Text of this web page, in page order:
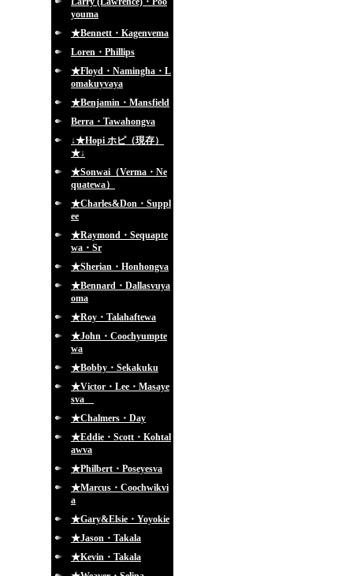
youma
★Bennett・Kagenvema
Loren・Phillips
★Floyd・Namingha・L
omakuyvaya
★Benjamin・Mansfield
Berra・Tawahongva
↓★Hopi ホピ（現存）
★↓
★Sonwai（Verma・Ne
quatewa）
★Charles&Don・Suppl
ee
★Raymond・Sequapte
wa・Sr
★Sherian・Honhongva
★Bennard・Dallasvuya
oma
★Roy・Talahaftewa
★John・Coochyumpte
wa
★Bobby・Sekakuku
★Victor・Lee・Masaye
sva
★Chalmers・Day
★Eddie・Scott・Kohtal
awva
★Philbert・Poseyesva
★Marcus・Coochwikvi
a
★Gary&Elsie・Yoyokie
★Jason・Takala
★Kevin・Takala